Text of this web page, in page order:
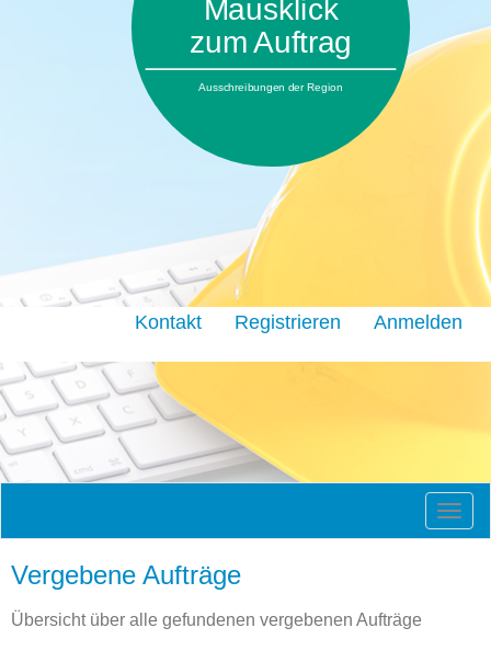
Mausklick
zum Auftrag
Ausschreibungen der Region
Kontakt Registrieren Anmelden
Vergebene Aufträge
Übersicht über alle gefundenen vergebenen Aufträge